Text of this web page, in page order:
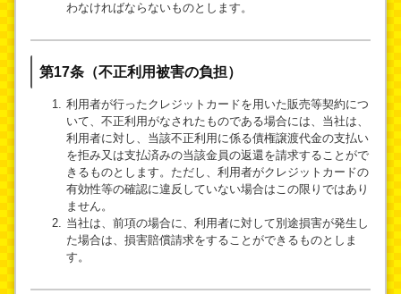
わなければならないものとします。
第17条（不正利用被害の負担）
利用者が行ったクレジットカードを用いた販売等契約につ
いて、不正利用がなされたものである場合には、当社は、
利用者に対し、当該不正利用に係る債権譲渡代金の支払い
を拒み又は支払済みの当該金員の返還を請求することがで
きるものとします。ただし、利用者がクレジットカードの
有効性等の確認に違反していない場合はこの限りではあり
ません。
当社は、前項の場合に、利用者に対して別途損害が発生し
た場合は、損害賠償請求をすることができるものとしま
す。